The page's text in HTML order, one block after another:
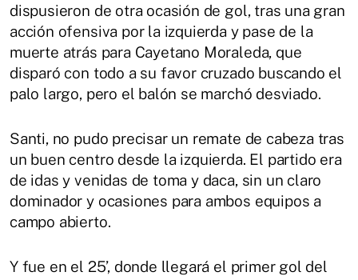
dispusieron de otra ocasión de gol, tras una gran
acción ofensiva por la izquierda y pase de la
muerte atrás para Cayetano Moraleda, que
disparó con todo a su favor cruzado buscando el
palo largo, pero el balón se marchó desviado.
Santi, no pudo precisar un remate de cabeza tras
un buen centro desde la izquierda. El partido era
de idas y venidas de toma y daca, sin un claro
dominador y ocasiones para ambos equipos a
campo abierto.
Y fue en el 25’, donde llegará el primer gol del